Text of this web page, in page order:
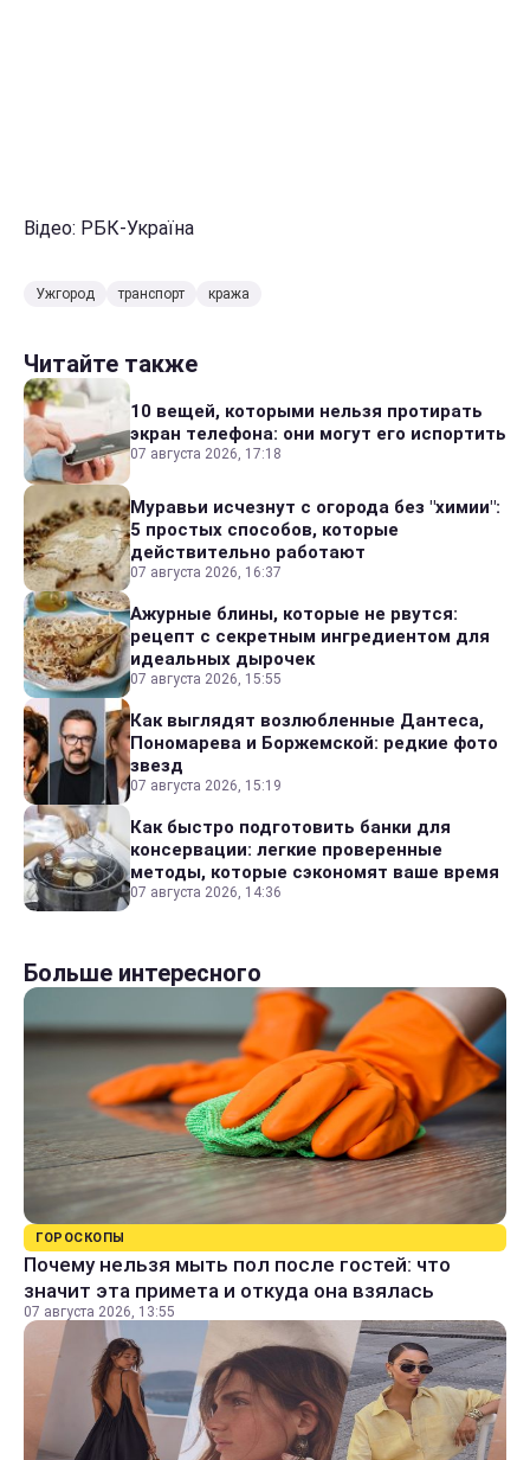
Відео: РБК-Україна
Ужгород транспорт кража
Читайте также
10 вещей, которыми нельзя протирать
экран телефона: они могут его испортить
07 августа 2026, 17:18
Муравьи исчезнут с огорода без "химии":
5 простых способов, которые
действительно работают
07 августа 2026, 16:37
Ажурные блины, которые не рвутся:
рецепт с секретным ингредиентом для
идеальных дырочек
07 августа 2026, 15:55
Как выглядят возлюбленные Дантеса,
Пономарева и Боржемской: редкие фото
звезд
07 августа 2026, 15:19
Как быстро подготовить банки для
консервации: легкие проверенные
методы, которые сэкономят ваше время
07 августа 2026, 14:36
Больше интересного
ГОРОСКОПЫ
Почему нельзя мыть пол после гостей: что
значит эта примета и откуда она взялась
07 августа 2026, 13:55